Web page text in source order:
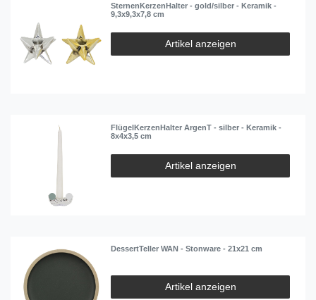
SternenKerzenHalter - gold/silber - Keramik -
9,3x9,3x7,8 cm
Artikel anzeigen
FlügelKerzenHalter ArgenT - silber - Keramik -
8x4x3,5 cm
Artikel anzeigen
DessertTeller WAN - Stonware - 21x21 cm
Artikel anzeigen